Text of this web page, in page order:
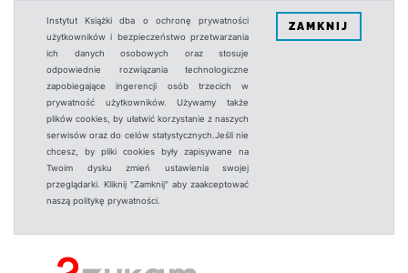
Instytut Książki dba o ochronę prywatności
użytkowników i bezpieczeństwo przetwarzania
ich danych osobowych oraz stosuje
odpowiednie rozwiązania technologiczne
zapobiegające ingerencji osób trzecich w
prywatność użytkowników. Używamy także
plików cookies, by ułatwić korzystanie z naszych
serwisów oraz do celów statystycznych.Jeśli nie
chcesz, by pliki cookies były zapisywane na
Twoim dysku zmień ustawienia swojej
przeglądarki. Kliknij "Zamknij" aby zaakceptować
naszą politykę prywatności.
ZAMKNIJ